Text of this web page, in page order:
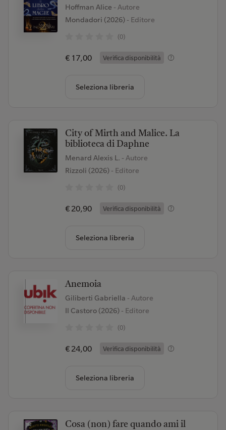
Hoffman Alice - Autore
Mondadori (2026)- Editore
(0)
€ 17,00 Verifica disponibilità
Seleziona libreria
City of Mirth and Malice. La
biblioteca di Daphne
Menard Alexis L. - Autore
Rizzoli (2026)- Editore
(0)
€ 20,90 Verifica disponibilità
Seleziona libreria
Anemoia
Giliberti Gabriella - Autore
Il Castoro (2026)- Editore
(0)
€ 24,00 Verifica disponibilità
Seleziona libreria
Cosa (non) fare quando ami il